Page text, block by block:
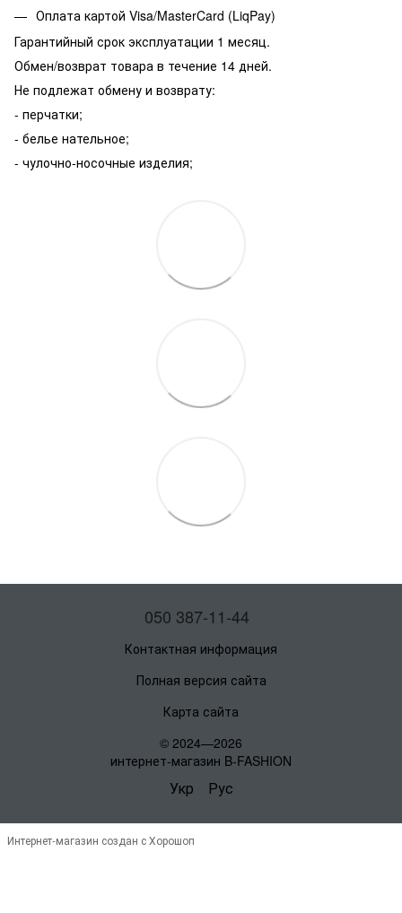
Оплата картой Visa/MasterCard (LiqPay)
Гарантийный срок эксплуатации 1 месяц.
Обмен/возврат товара в течение 14 дней.
Не подлежат обмену и возврату:
- перчатки;
- белье нательное;
- чулочно-носочные изделия;
050 387-11-44
Контактная информация
Полная версия сайта
Карта сайта
© 2024—2026
интернет-магазин B-FASHION
Укр Рус
Интернет-магазин создан с Хорошоп